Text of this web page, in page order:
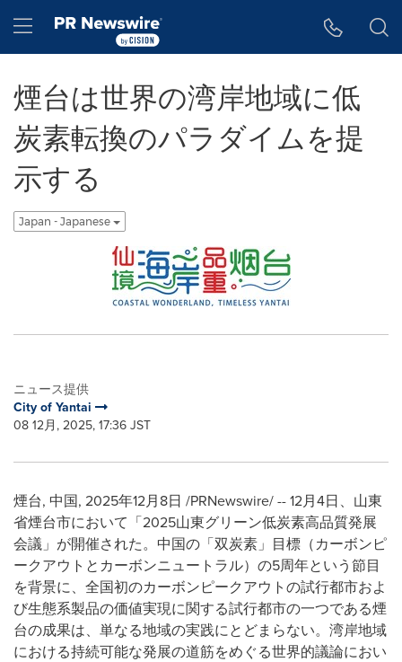
Hamburger menu
煙台は世界の湾岸地域に低
炭素転換のパラダイムを提
示する
Japan - Japanese
ニュース提供
City of Yantai
08 12月, 2025, 17:36 JST
煙台, 中国, 2025年12月8日 /PRNewswire/ -- 12月4日、山東
省煙台市において「2025山東グリーン低炭素高品質発展
会議」が開催された。中国の「双炭素」目標（カーボンピ
ークアウトとカーボンニュートラル）の5周年という節目
を背景に、全国初のカーボンピークアウトの試行都市およ
び生態系製品の価値実現に関する試行都市の一つである煙
台の成果は、単なる地域の実践にとどまらない。湾岸地域
における持続可能な発展の道筋をめぐる世界的議論におい